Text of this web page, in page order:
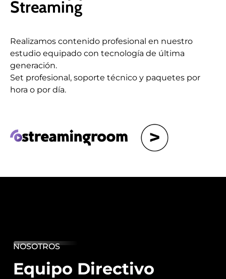
Streaming
Realizamos contenido profesional en nuestro
estudio equipado con tecnología de última
generación.
Set profesional, soporte técnico y paquetes por
hora o por día.
NOSOTROS
Equipo Directivo